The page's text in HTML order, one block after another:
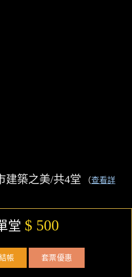
建築之美/共4堂 （查看詳
堂 $ 500
帳 套票優惠